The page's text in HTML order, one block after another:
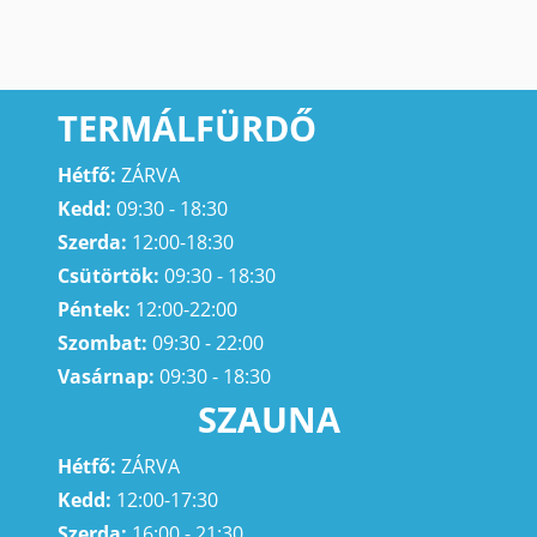
TERMÁLFÜRDŐ
Hétfő: ZÁRVA
Kedd: 09:30 - 18:30
Szerda: 12:00-18:30
Csütörtök: 09:30 - 18:30
Péntek: 12:00-22:00
Szombat: 09:30 - 22:00
Vasárnap: 09:30 - 18:30
SZAUNA
Hétfő: ZÁRVA
Kedd: 12:00-17:30